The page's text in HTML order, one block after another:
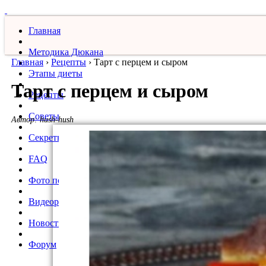
Главная
Методика Дюкана
Этапы диеты
Рецепты
Советы
Секреты
FAQ
Фото похудевших
Видеорецепты
Новости
Форум
Главная › Рецепты › Тарт с перцем и сыром
Тарт с перцем и сыром
Автор:hush-hush